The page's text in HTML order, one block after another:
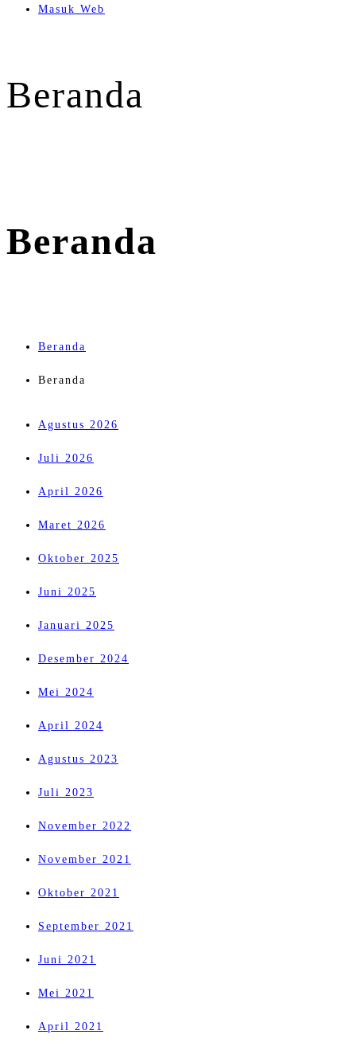
Masuk Web
Beranda
Beranda
Beranda
Beranda
Agustus 2026
Juli 2026
April 2026
Maret 2026
Oktober 2025
Juni 2025
Januari 2025
Desember 2024
Mei 2024
April 2024
Agustus 2023
Juli 2023
November 2022
November 2021
Oktober 2021
September 2021
Juni 2021
Mei 2021
April 2021